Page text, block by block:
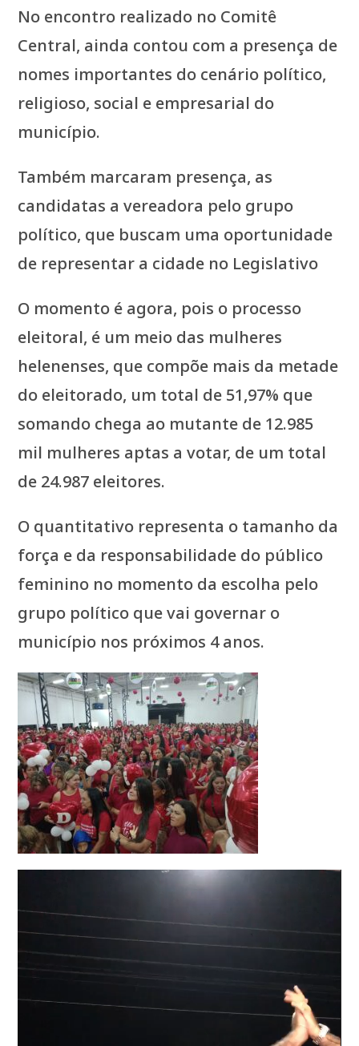
No encontro realizado no Comitê
Central, ainda contou com a presença de
nomes importantes do cenário político,
religioso, social e empresarial do
município.
Também marcaram presença, as
candidatas a vereadora pelo grupo
político, que buscam uma oportunidade
de representar a cidade no Legislativo
O momento é agora, pois o processo
eleitoral, é um meio das mulheres
helenenses, que compõe mais da metade
do eleitorado, um total de 51,97% que
somando chega ao mutante de 12.985
mil mulheres aptas a votar, de um total
de 24.987 eleitores.
O quantitativo representa o tamanho da
força e da responsabilidade do público
feminino no momento da escolha pelo
grupo político que vai governar o
município nos próximos 4 anos.
de
vídeo